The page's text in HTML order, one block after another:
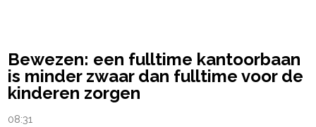
Bewezen: een fulltime kantoorbaan
is minder zwaar dan fulltime voor de
kinderen zorgen
08:31